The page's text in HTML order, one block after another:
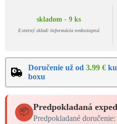
skladom - 9 ks
Externý sklad: informácia nedostupná
Doručenie už od 3.99 €
boxu
📦 Predpokladaná
Predpokladané doručenie: